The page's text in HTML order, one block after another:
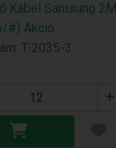
Kábel Samsung 2M
#) Akció
T-2035-3